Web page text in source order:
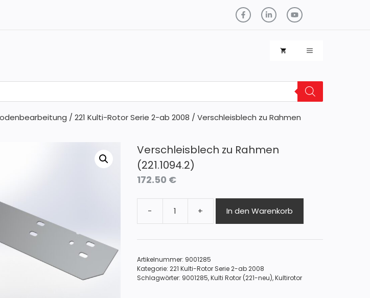
/ 221 Kulti-Rotor Serie 2-ab 2008 / Verschleisblech zu Rahmen
Verschleisblech zu Rahmen
(221.1094.2)
172.50 €
-
Verschleisblech
zu
Rahmen
Menge
+ In den Warenkorb
Artikelnummer: 9001285
Kategorie: 221 Kulti-Rotor Serie 2-ab 2008
Schlagwörter: 9001285,Kulti Rotor (221-neu),Kultirotor